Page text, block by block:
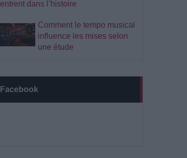
entrent dans l’histoire
Comment le tempo musical
influence les mises selon
une étude
Facebook